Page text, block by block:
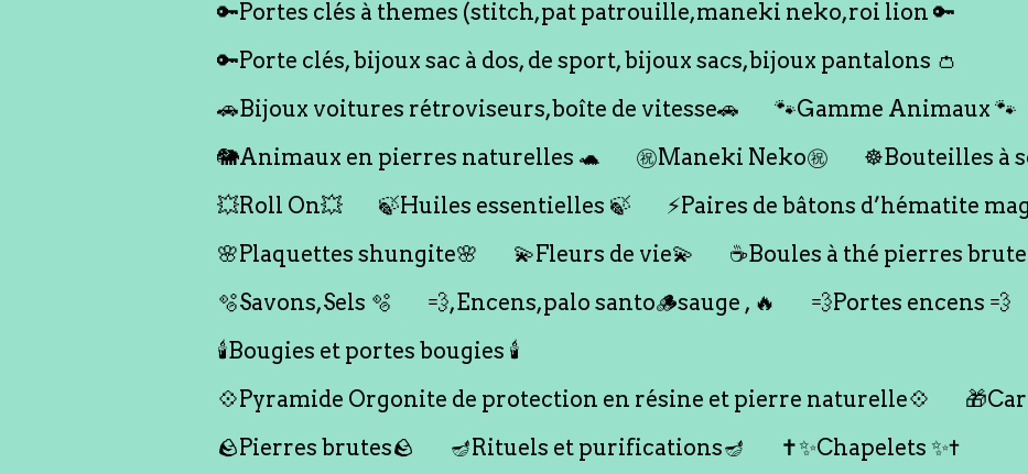
🔑Portes clés à themes (stitch,pat patrouille,maneki neko,roi lion 🔑
🔑Porte clés, bijoux sac à dos, de sport, bijoux sacs,bijoux pantalons 👛
🚗Bijoux voitures rétroviseurs,boîte de vitesse🚗
🐾Gamme Animaux 🐾
🐘Animaux en pierres naturelles 🐢
㊗️Maneki Neko㊗️
☸️Bouteilles à
💥Roll On💥
🍃Huiles essentielles 🍃
⚡️Paires de bâtons d’hématite
🌸Plaquettes shungite🌸
💫Fleurs de vie💫
☕️Boules à thé pierres brute
🫧Savons,Sels 🫧
💨,Encens,palo santo🪵sauge , 🔥
💨Portes encens 💨
🕯️Bougies et portes bougies 🕯️
💠Pyramide Orgonite de protection en résine et pierre naturelle💠
🪨Pierres brutes🪨
🪔Rituels et purifications🪔
✝️✨Chapelets ✨✝️